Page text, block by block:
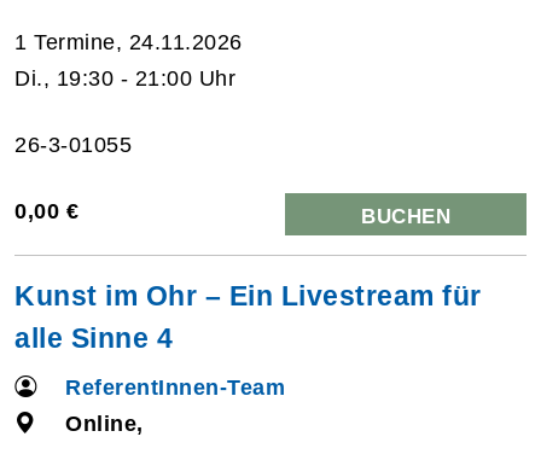
1 Termine, 24.11.2026
Di., 19:30 - 21:00 Uhr
26-3-01055
0,00 € BUCHEN
Kunst im Ohr – Ein Livestream für
alle Sinne 4
ReferentInnen-Team
Online,